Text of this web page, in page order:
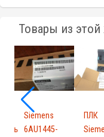
Товары из этой
Siemens
6AU1445-
ПЛК